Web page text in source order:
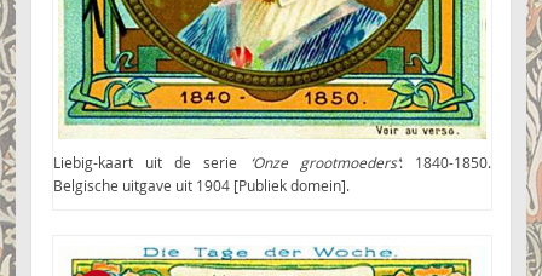
Liebig-kaart uit de serie ‘Onze grootmoeders’: 1840-1850.
Belgische uitgave uit 1904 [Publiek domein].